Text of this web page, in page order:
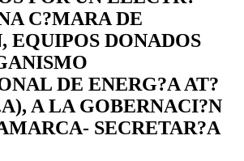
C?MARA DE
EQUIPOS DONADOS
DE ENERG?A AT?
A LA GOBERNACI?N
SECRETAR?A